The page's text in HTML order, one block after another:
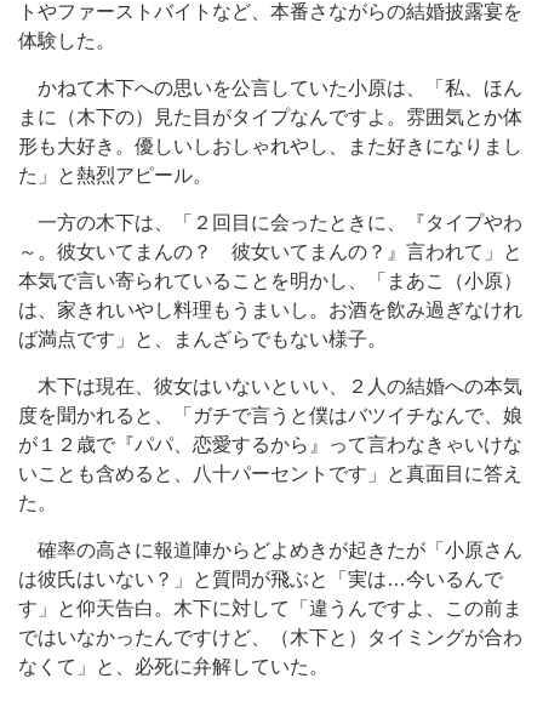
トやファーストバイトなど、本番さながらの結婚披露宴を
体験した。
かねて木下への思いを公言していた小原は、「私、ほん
まに（木下の）見た目がタイプなんですよ。雰囲気とか体
形も大好き。優しいしおしゃれやし、また好きになりまし
た」と熱烈アピール。
一方の木下は、「２回目に会ったときに、『タイプやわ
～。彼女いてまんの？ 彼女いてまんの？』言われて」と
本気で言い寄られていることを明かし、「まあこ（小原）
は、家きれいやし料理もうまいし。お酒を飲み過ぎなけれ
ば満点です」と、まんざらでもない様子。
木下は現在、彼女はいないといい、２人の結婚への本気
度を聞かれると、「ガチで言うと僕はバツイチなんで、娘
が１２歳で『パパ、恋愛するから』って言わなきゃいけな
いことも含めると、八十パーセントです」と真面目に答え
た。
確率の高さに報道陣からどよめきが起きたが「小原さん
は彼氏はいない？」と質問が飛ぶと「実は…今いるんで
す」と仰天告白。木下に対して「違うんですよ、この前ま
ではいなかったんですけど、（木下と）タイミングが合わ
なくて」と、必死に弁解していた。